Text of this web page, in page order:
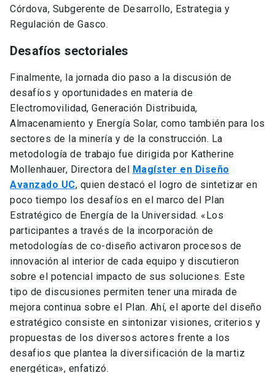
desarrollando soluciones de energía», destacó Claudio
Córdova, Subgerente de Desarrollo, Estrategia y
Finalmente, la jornada dio paso a la discusión de
desafíos y oportunidades en materia de
Electromovilidad, Generación Distribuida,
Almacenamiento y Energía Solar, como también para los
sectores de la minería y de la construcción. La
metodología de trabajo fue dirigida por Katherine
Mollenhauer, Directora delMagíster en Diseño
Avanzado UC, quien destacó el logro de sintetizar en
poco tiempo los desafíos en el marco del Plan
Estratégico de Energía de la Universidad. «Los
participantes a través de la incorporación de
metodologías de co-diseño activaron procesos de
innovación al interior de cada equipo y discutieron
sobre el potencial impacto de sus soluciones. Este
tipo de discusiones permiten tener una mirada de
mejora continua sobre el Plan. Ahí, el aporte del diseño
estratégico consiste en sintonizar visiones, criterios y
propuestas de los diversos actores frente a los
desafios que plantea la diversificación de la martiz